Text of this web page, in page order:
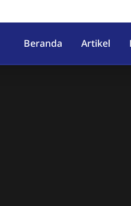
Kab.
Beranda Artikel